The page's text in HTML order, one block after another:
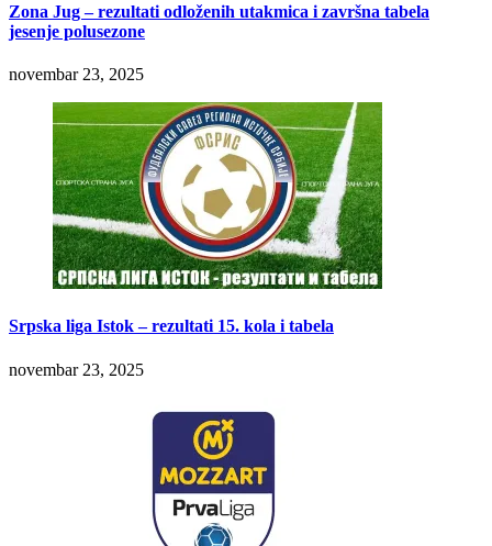
Zona Jug – rezultati odloženih utakmica i završna tabela
jesenje polusezone
novembar 23, 2025
Srpska liga Istok – rezultati 15. kola i tabela
novembar 23, 2025